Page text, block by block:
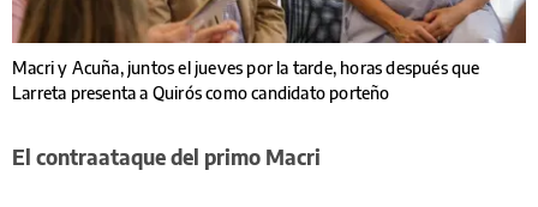
Macri y Acuña, juntos el jueves por la tarde, horas después que
Larreta presenta a Quirós como candidato porteño
El contraataque del primo Macri